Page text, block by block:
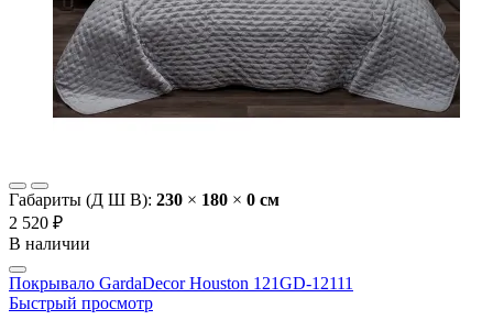
Габариты (Д Ш В): 230 × 180 × 0 cм
2 520 ₽
В наличии
Покрывало GardaDecor Houston 121GD-12111
Быстрый просмотр